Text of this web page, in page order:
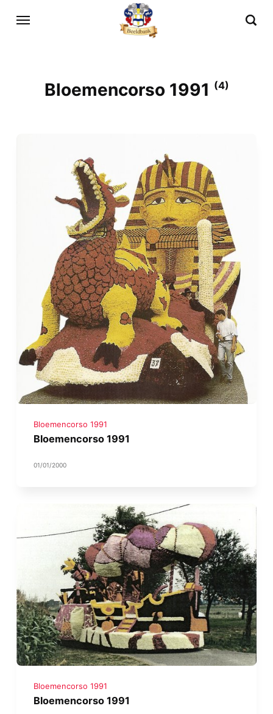
Bloemencorso 1991 (4)
Bloemencorso 1991
Bloemencorso 1991
01/01/2000
Bloemencorso 1991
Bloemencorso 1991